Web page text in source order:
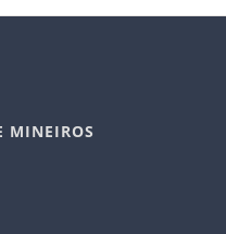
MINEIROS